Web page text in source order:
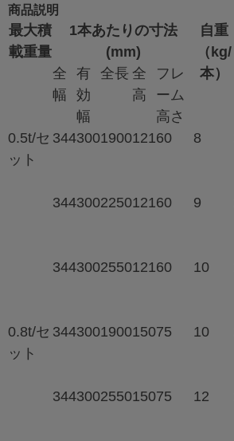
商品説明
最大積
載重量
1本あたりの寸法
(mm)
自重
（kg/
本）
全
幅
有
効
幅
全長 全
高
フレ
ーム
高さ
0.5t/セ
ット
344300190012160 8
344300225012160 9
344300255012160 10
0.8t/セ
ット
344300190015075 10
344300255015075 12